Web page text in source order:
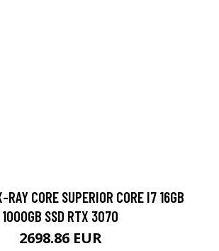
RAY CORE SUPERIOR CORE I7 16GB
1000GB SSD RTX 3070
2698.86 EUR